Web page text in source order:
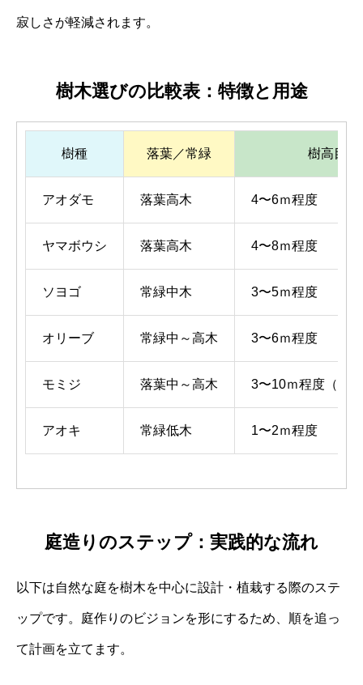
寂しさが軽減されます。
樹木選びの比較表：特徴と用途
樹種 落葉／常緑 樹高目安
アオダモ 落葉高木 4〜6ｍ程度
ヤマボウシ 落葉高木 4〜8ｍ程度
ソヨゴ 常緑中木 3〜5ｍ程度
オリーブ 常緑中～高木 3〜6ｍ程度
モミジ 落葉中～高木 3〜10ｍ程度（品
アオキ 常緑低木 1〜2ｍ程度
庭造りのステップ：実践的な流れ
以下は自然な庭を樹木を中心に設計・植栽する際のステ
ップです。庭作りのビジョンを形にするため、順を追っ
て計画を立てます。